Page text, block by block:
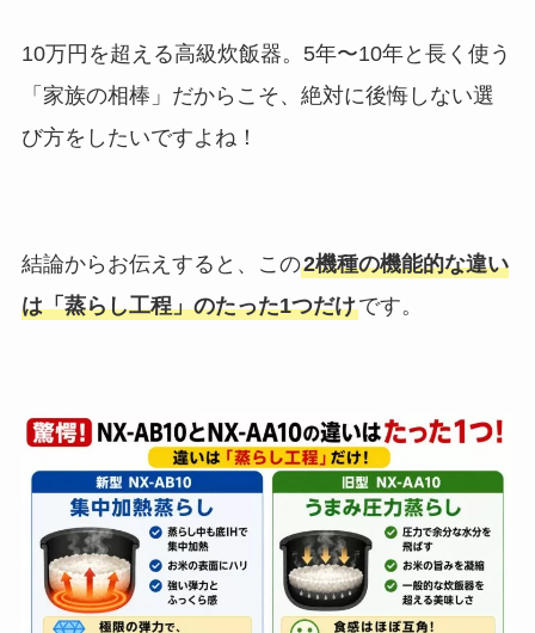
10万円を超える高級炊飯器。5年〜10年と長く使う
「家族の相棒」だからこそ、絶対に後悔しない選
び方をしたいですよね！
結論からお伝えすると、この2機種の機能的な違い
は「蒸らし工程」のたった1つだけです。